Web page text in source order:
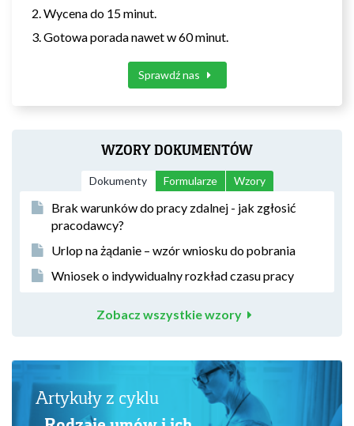
Wycena do 15 minut.
Gotowa porada nawet w 60 minut.
Sprawdź nas
WZORY DOKUMENTÓW
Dokumenty Formularze Wzory
Brak warunków do pracy zdalnej - jak zgłosić
pracodawcy?
Urlop na żądanie – wzór wniosku do pobrania
Wniosek o indywidualny rozkład czasu pracy
Zobacz wszystkie wzory
Artykuły z cyklu